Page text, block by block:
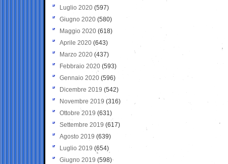
Luglio 2020 (597)
Giugno 2020 (580)
Maggio 2020 (618)
Aprile 2020 (643)
Marzo 2020 (437)
Febbraio 2020 (593)
Gennaio 2020 (596)
Dicembre 2019 (542)
Novembre 2019 (316)
Ottobre 2019 (631)
Settembre 2019 (617)
Agosto 2019 (639)
Luglio 2019 (654)
Giugno 2019 (598)